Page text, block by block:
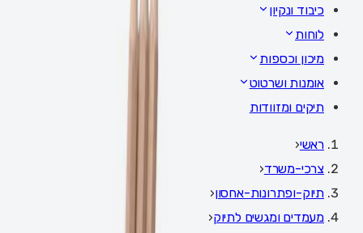
כיבוד ונקיון
לוחות
מיכון וכספות
אומנות ושרטוט
תיקים ומזוודות
ראשי‹
צרכי-משרד‹
תיוק-ופתרונות-אחסון‹
מעמדים ומגשים לתיוק‹